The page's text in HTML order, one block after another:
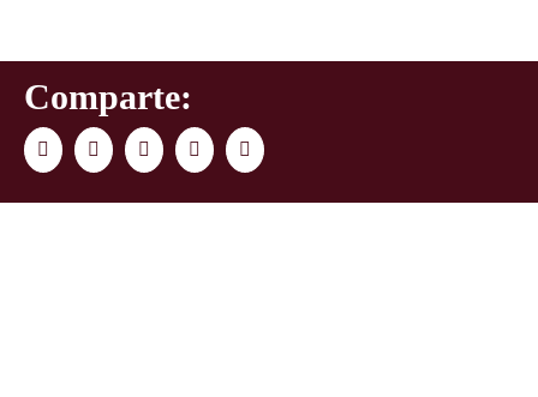
Comparte:
FacebookTwitter LinkedInWhatsAppCorreo
electrónico